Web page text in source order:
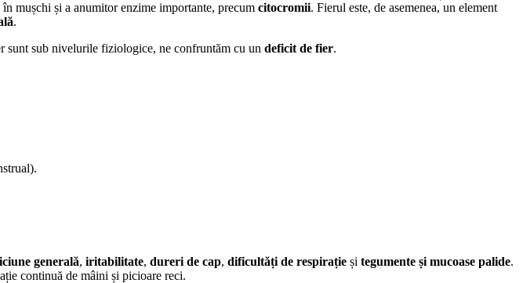
în mușchi și a anumitor enzime importante, precum citocromii. Fierul este, de asemenea, un element
.
sunt sub nivelurile fiziologice, ne confruntăm cu un deficit de fier.
generală, iritabilitate, dureri de cap, dificultăți de respirație și tegumente și mucoase palide.
continuă de mâini și picioare reci.